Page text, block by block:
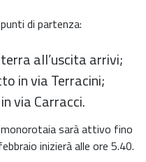
di partenza:
all’uscita arrivi;
in via Terracini;
via Carracci.
sarà attivo fino
inizierà alle ore 5.40.